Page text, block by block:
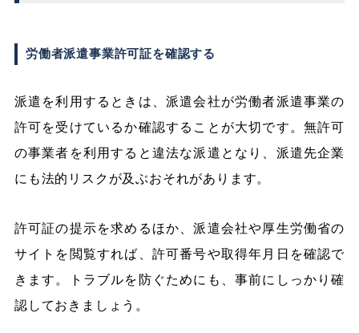
労働者派遣事業許可証を確認する
派遣を利用するときは、派遣会社が労働者派遣事業の
許可を受けているか確認することが大切です。無許可
の事業者を利用すると違法な派遣となり、派遣先企業
にも法的リスクが及ぶおそれがあります。
許可証の提示を求めるほか、派遣会社や厚生労働省の
サイトを閲覧すれば、許可番号や取得年月日を確認で
きます。トラブルを防ぐためにも、事前にしっかり確
認しておきましょう。